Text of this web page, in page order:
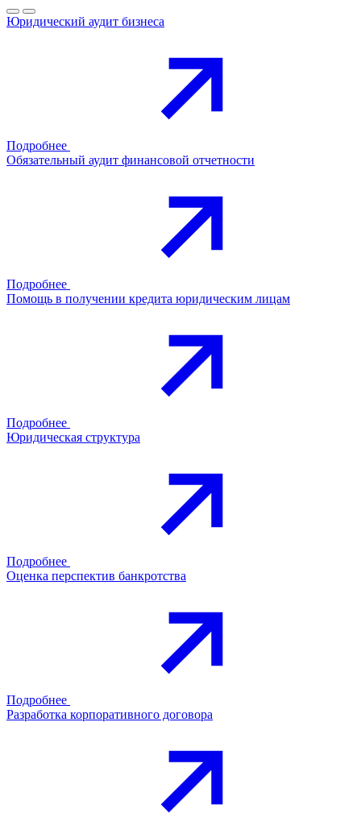
Юридический аудит бизнеса
Подробнее
Обязательный аудит финансовой отчетности
Подробнее
Помощь в получении кредита юридическим лицам
Подробнее
Юридическая структура
Подробнее
Оценка перспектив банкротства
Подробнее
Разработка корпоративного договора